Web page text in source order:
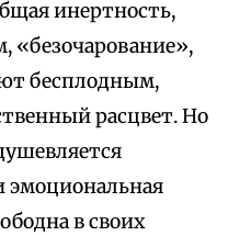
инертность,
бесплодным,
расцвет. Но
в своих